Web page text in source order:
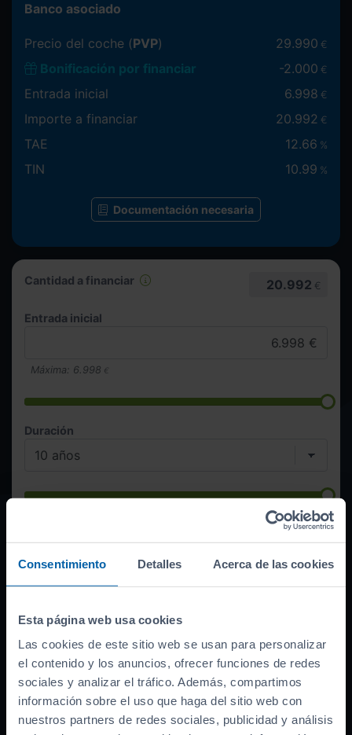
Consentimiento Detalles Acerca de las cookies
Esta página web usa cookies
Las cookies de este sitio web se usan para personalizar
el contenido y los anuncios, ofrecer funciones de redes
sociales y analizar el tráfico. Además, compartimos
información sobre el uso que haga del sitio web con
nuestros partners de redes sociales, publicidad y análisis
Cantidad a financiar 20.992 €
Entrada inicial
Máxima: 6.998 €
Duración
333 €/mes
Banco asociado
Precio del coche (PVP) 29.990 €
Bonificación por financiar -2.000 €
Entrada inicial 6.998 €
Importe a financiar 20.992 €
TAE 12.66 %
TIN 10.99 %
Documentación necesaria
ABANCA, Santander o Cetelem según campaña vigente, sometida a
su estudio y aprobación. Esta simulación ha sido obtenida a partir
del plazo e importe que hayas definido. Las condiciones económicas
se actualizarán en cada simulación. Oferta válida hasta el
12,66
%. La cuotas incluyen comisión
de apertura y seguro de protección de pago. El importe total